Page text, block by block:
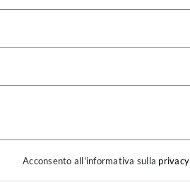
Acconsento all'informativa sulla privacy